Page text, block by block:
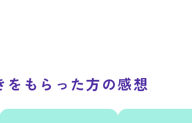
をもらった方の感想